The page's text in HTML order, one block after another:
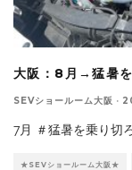
大阪：8月→猛暑
SEVショールーム大阪 ·
7月 ＃猛暑を乗り切
★SEVショールーム大阪★